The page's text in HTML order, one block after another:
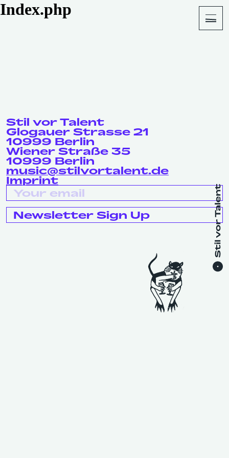
About
Index.php
Stil vor Talent
Glogauer Strasse 21
10999 Berlin
Wiener Straße 35
10999 Berlin
music@stilvortalent.de
Imprint